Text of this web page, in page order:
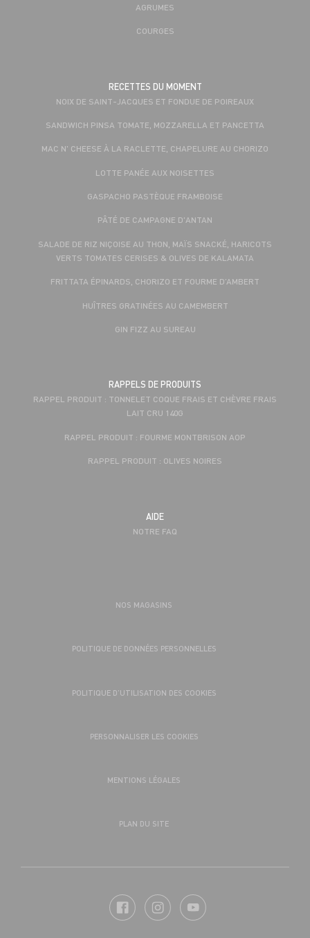
AGRUMES
COURGES
RECETTES DU MOMENT
NOIX DE SAINT-JACQUES ET FONDUE DE POIREAUX
SANDWICH PINSA TOMATE, MOZZARELLA ET PANCETTA
MAC N' CHEESE À LA RACLETTE, CHAPELURE AU CHORIZO
LOTTE PANÉE AUX NOISETTES
GASPACHO PASTÈQUE FRAMBOISE
PÂTÉ DE CAMPAGNE D'ANTAN
SALADE DE RIZ NIÇOISE AU THON, MAÏS SNACKÉ, HARICOTS
VERTS TOMATES CERISES & OLIVES DE KALAMATA
FRITTATA ÉPINARDS, CHORIZO ET FOURME D’AMBERT
HUÎTRES GRATINÉES AU CAMEMBERT
GIN FIZZ AU SUREAU
RAPPELS DE PRODUITS
RAPPEL PRODUIT : TONNELET COQUE FRAIS ET CHÈVRE FRAIS
LAIT CRU 140G
RAPPEL PRODUIT : FOURME MONTBRISON AOP
RAPPEL PRODUIT : OLIVES NOIRES
AIDE
NOTRE FAQ
NOS MAGASINS
POLITIQUE DE DONNÉES PERSONNELLES
POLITIQUE D’UTILISATION DES COOKIES
PERSONNALISER LES COOKIES
MENTIONS LÉGALES
PLAN DU SITE